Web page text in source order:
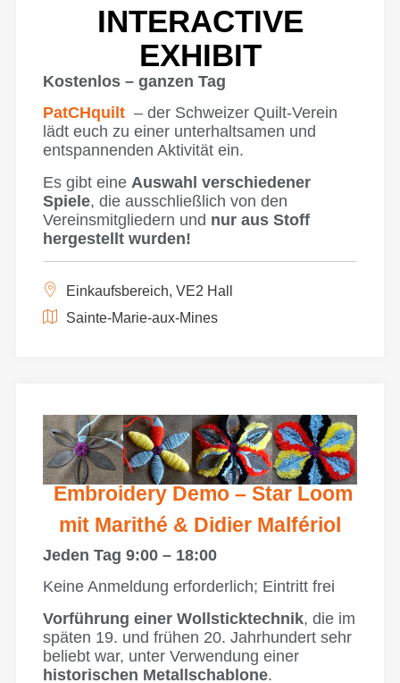
INTERACTIVE
EXHIBIT
Kostenlos – ganzen Tag
PatCHquilt – der Schweizer Quilt-Verein
lädt euch zu einer unterhaltsamen und
entspannenden Aktivität ein.
Es gibt eine Auswahl verschiedener
Spiele, die ausschließlich von den
Vereinsmitgliedern und nur aus Stoff
hergestellt wurden!
Einkaufsbereich, VE2 Hall
Sainte-Marie-aux-Mines
Embroidery Demo – Star Loom
mit Marithé & Didier Malfériol
Jeden Tag 9:00 – 18:00
Keine Anmeldung erforderlich; Eintritt frei
Vorführung einer Wollsticktechnik, die im
späten 19. und frühen 20. Jahrhundert sehr
beliebt war, unter Verwendung einer
historischen Metallschablone.